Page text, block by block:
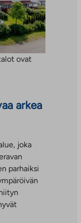
ovat
arkea
joka
parhaiksi